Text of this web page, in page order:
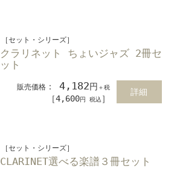
［セット・シリーズ］
クラリネット ちょいジャズ 2冊セ
ット
販売価格 ：4,182円 ＋税
［4,600円 税込 ］
詳細
［セット・シリーズ］
CLARINET選べる楽譜３冊セット